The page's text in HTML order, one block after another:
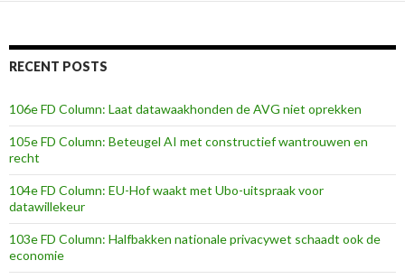
RECENT POSTS
106e FD Column: Laat datawaakhonden de AVG niet oprekken
105e FD Column: Beteugel AI met constructief wantrouwen en
recht
104e FD Column: EU-Hof waakt met Ubo-uitspraak voor
datawillekeur
103e FD Column: Halfbakken nationale privacywet schaadt ook de
economie